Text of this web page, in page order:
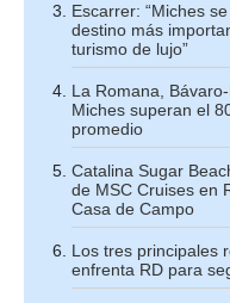
Escarrer: “Miches
destino más
turismo de lujo”
La Romana,
Miches superan el
promedio
Catalina Sugar
de MSC Cruises en
Casa de Campo
Los tres principales
enfrenta RD para